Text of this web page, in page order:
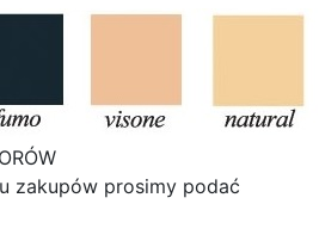
zakupów prosimy podać